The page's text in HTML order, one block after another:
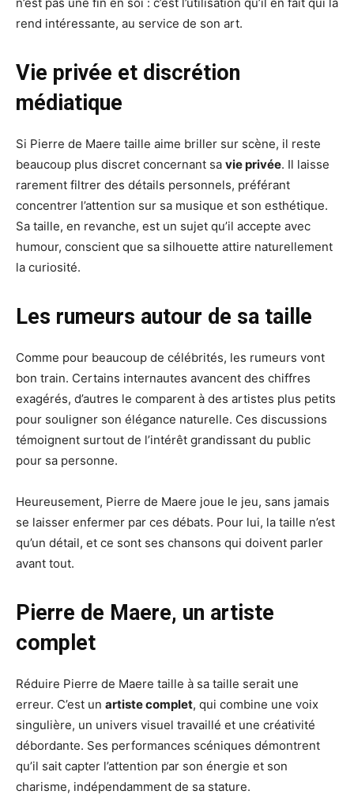
n’est pas une fin en soi : c’est l’utilisation qu’il en fait qui la
rend intéressante, au service de son art.
Vie privée et discrétion
médiatique
Si Pierre de Maere taille aime briller sur scène, il reste
beaucoup plus discret concernant sa vie privée. Il laisse
rarement filtrer des détails personnels, préférant
concentrer l’attention sur sa musique et son esthétique.
Sa taille, en revanche, est un sujet qu’il accepte avec
humour, conscient que sa silhouette attire naturellement
la curiosité.
Les rumeurs autour de sa taille
Comme pour beaucoup de célébrités, les rumeurs vont
bon train. Certains internautes avancent des chiffres
exagérés, d’autres le comparent à des artistes plus petits
pour souligner son élégance naturelle. Ces discussions
témoignent surtout de l’intérêt grandissant du public
pour sa personne.
Heureusement, Pierre de Maere joue le jeu, sans jamais
se laisser enfermer par ces débats. Pour lui, la taille n’est
qu’un détail, et ce sont ses chansons qui doivent parler
avant tout.
Pierre de Maere, un artiste
complet
Réduire Pierre de Maere taille à sa taille serait une
erreur. C’est un artiste complet, qui combine une voix
singulière, un univers visuel travaillé et une créativité
débordante. Ses performances scéniques démontrent
qu’il sait capter l’attention par son énergie et son
charisme, indépendamment de sa stature.